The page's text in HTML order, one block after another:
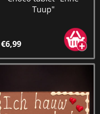
Tuup"
€6,99